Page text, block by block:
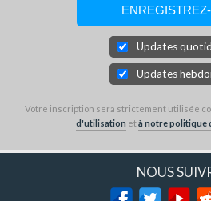
Updates
Updates
Votre inscription sera strictement utilisée
d'utilisation età notre politique
NOUS